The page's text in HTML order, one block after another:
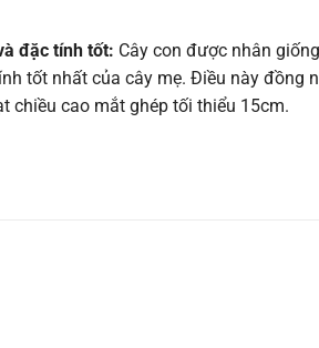
đặc tính tốt: Cây con được nhân
tốt nhất của cây mẹ. Điều này đồng
chiều cao mắt ghép tối thiểu 15cm.